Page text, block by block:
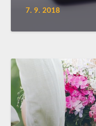
7. 9. 2018